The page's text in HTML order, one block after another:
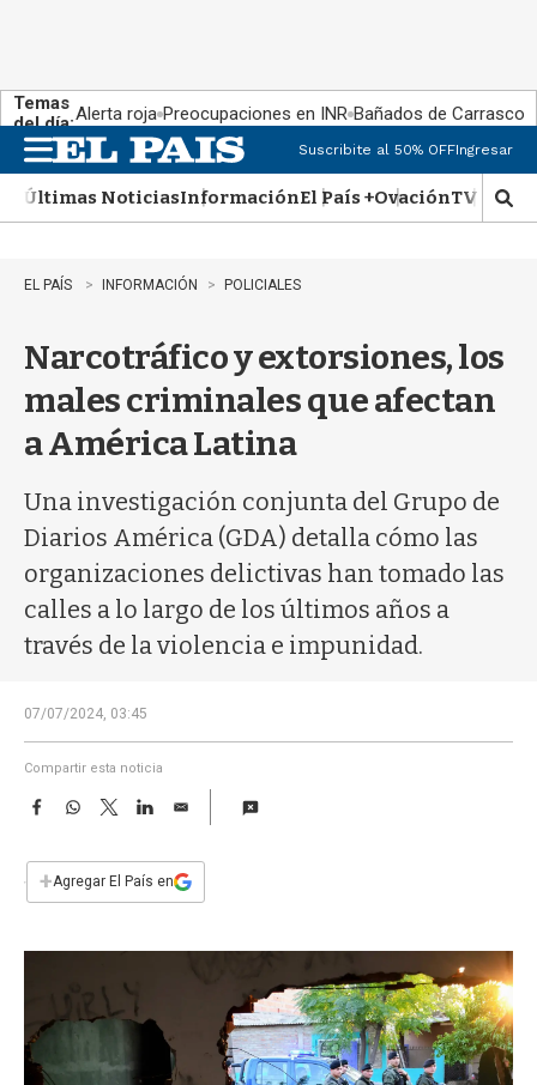
Temas
del día:Alerta roja Preocupaciones en INR Bañados de Carrasco
n
u
Suscribite al 50% OFFIngresar
Últimas NoticiasInformaciónEl País +OvaciónTV Show
M
o
r
b
EL PAÍS INFORMACIÓN POLICIALES
Narcotráfico y extorsiones, los
males criminales que afectan
a América Latina
Una investigación conjunta del Grupo de
Diarios América (GDA) detalla cómo las
organizaciones delictivas han tomado las
calles a lo largo de los últimos años a
través de la violencia e impunidad.
07/07/2024, 03:45
Compartir esta noticia
F
e
b
W
s
T
w
t
L
E
i
l
+Agregar El País en